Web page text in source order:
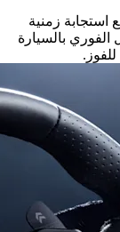
بقوة 11 نانومتر مع استجابة زمنية
بالسيارة